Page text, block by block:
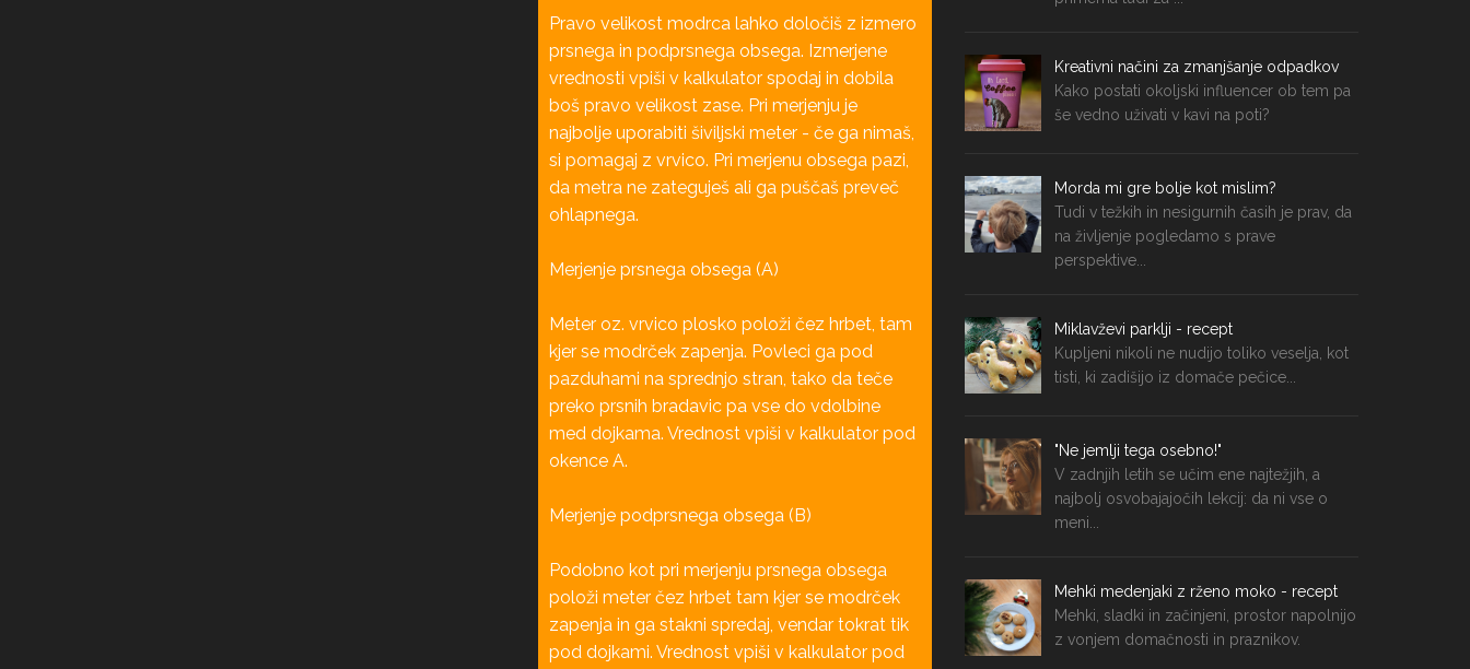
Pravo velikost modrca lahko določiš z izmero
prsnega in podprsnega obsega. Izmerjene
vrednosti vpiši v kalkulator spodaj in dobila
boš pravo velikost zase. Pri merjenju je
najbolje uporabiti šiviljski meter - če ga nimaš,
si pomagaj z vrvico. Pri merjenu obsega pazi,
da metra ne zateguješ ali ga puščaš preveč
ohlapnega.
Merjenje prsnega obsega (A)
Meter oz. vrvico plosko položi čez hrbet, tam
kjer se modrček zapenja. Povleci ga pod
pazduhami na sprednjo stran, tako da teče
preko prsnih bradavic pa vse do vdolbine
med dojkama. Vrednost vpiši v kalkulator pod
okence A.
Merjenje podprsnega obsega (B)
Podobno kot pri merjenju prsnega obsega
položi meter čez hrbet tam kjer se modrček
zapenja in ga stakni spredaj, vendar tokrat tik
pod dojkami. Vrednost vpiši v kalkulator pod
Kreativni načini za zmanjšanje odpadkov
Kako postati okoljski influencer ob tem pa
še vedno uživati v kavi na poti?
Morda mi gre bolje kot mislim?
Tudi v težkih in nesigurnih časih je prav, da
na življenje pogledamo s prave
perspektive...
Miklavževi parklji - recept
Kupljeni nikoli ne nudijo toliko veselja, kot
tisti, ki zadišijo iz domače pečice...
"Ne jemlji tega osebno!"
V zadnjih letih se učim ene najtežjih, a
najbolj osvobajajočih lekcij: da ni vse o
meni...
Mehki medenjaki z rženo moko - recept
Mehki, sladki in začinjeni, prostor napolnijo
z vonjem domačnosti in praznikov.